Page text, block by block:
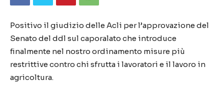
Positivo il giudizio delle Acli per l’approvazione del
Senato del ddl sul caporalato che introduce
finalmente nel nostro ordinamento misure più
restrittive contro chi sfrutta i lavoratori e il lavoro in
agricoltura.